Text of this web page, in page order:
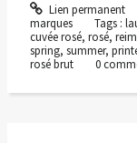
Lien permanent
marques
Tags :
cuvée rosé, rosé,
spring, summer,
rosé brut
0